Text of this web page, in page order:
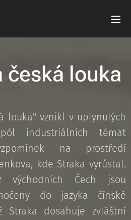
česká louka
louka" vznikl v uplynulých
industriálních témat
na prostředí
kde Straka vyrůstal.
východních Čech jsou
do jazyka čínské
Straka dosahuje zvláštní